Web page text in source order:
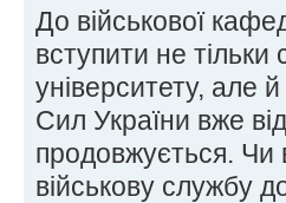
До військової
вступити не тільки
університету, але
Сил України вже
продовжується. Чи
військову службу